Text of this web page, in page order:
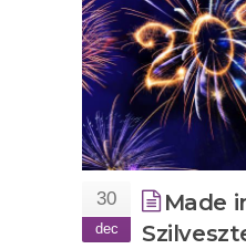
30
dec
Made